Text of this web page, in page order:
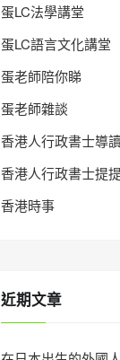
蛋LC法學講堂
蛋LC語言文化講堂
蛋老師陪你睇
蛋老師雜談
香港人行政書士導
香港人行政書士提
香港時事
近期文章